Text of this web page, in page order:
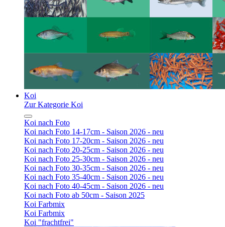
Koi
Zur Kategorie Koi
Koi nach Foto
Koi nach Foto 14-17cm - Saison 2026 - neu
Koi nach Foto 17-20cm - Saison 2026 - neu
Koi nach Foto 20-25cm - Saison 2026 - neu
Koi nach Foto 25-30cm - Saison 2026 - neu
Koi nach Foto 30-35cm - Saison 2026 - neu
Koi nach Foto 35-40cm - Saison 2026 - neu
Koi nach Foto 40-45cm - Saison 2026 - neu
Koi nach Foto ab 50cm - Saison 2025
Koi Farbmix
Koi Farbmix
Koi "frachtfrei"